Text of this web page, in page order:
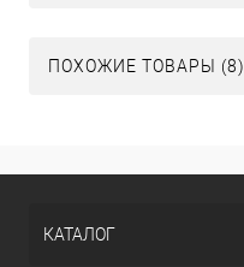
ПОХОЖИЕ ТОВАРЫ (8)
КАТАЛОГ